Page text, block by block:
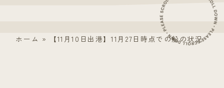
ホーム » 【11月10日出港】11月27日時点での船の状況